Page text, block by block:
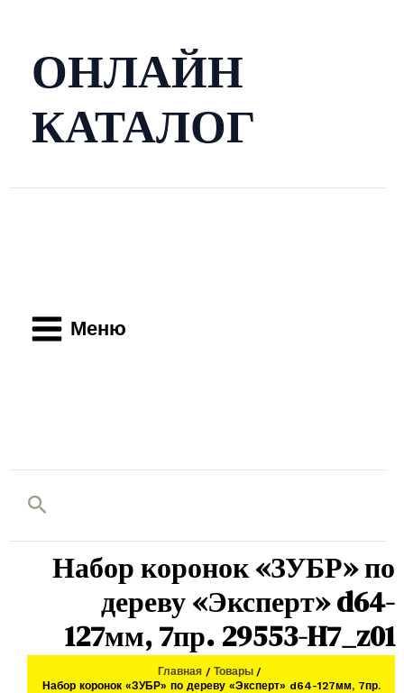
ОНЛАЙН
КАТАЛОГ
Меню
Поиск
Набор коронок «ЗУБР» по
дереву «Эксперт» d64-
127мм, 7пр. 29553-H7_z01
Главная
Товары
Набор коронок «ЗУБР» по дереву «Эксперт» d64-127мм, 7пр.